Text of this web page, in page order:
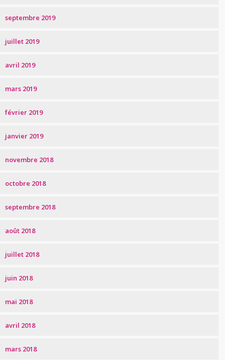
septembre 2019
juillet 2019
avril 2019
mars 2019
février 2019
janvier 2019
novembre 2018
octobre 2018
septembre 2018
août 2018
juillet 2018
juin 2018
mai 2018
avril 2018
mars 2018